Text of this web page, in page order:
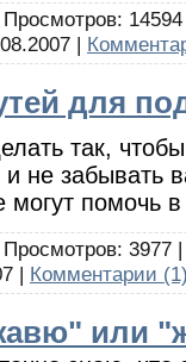
Просмотров:
|
для
так,
не забывать
могут помочь
Просмотров: 3977
| Комментарии
или